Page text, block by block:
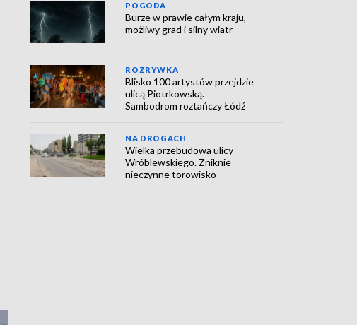
POGODA
Burze w prawie całym kraju,
możliwy grad i silny wiatr
ROZRYWKA
Blisko 100 artystów przejdzie
ulicą Piotrkowską.
Sambodrom roztańczy Łódź
NA DROGACH
Wielka przebudowa ulicy
Wróblewskiego. Zniknie
nieczynne torowisko